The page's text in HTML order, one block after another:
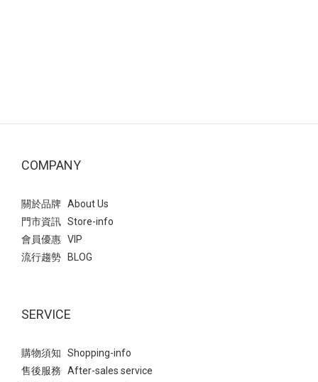
COMPANY
關於品牌 About Us
門市資訊 Store-info
會員優惠 VIP
流行趨勢 BLOG
SERVICE
購物須知 Shopping-info
售後服務 After-sales service